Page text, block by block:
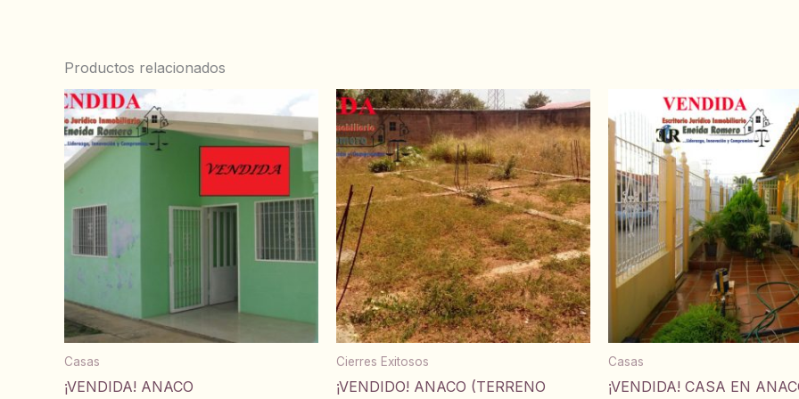
Productos relacionados
Casas
¡VENDIDA! ANACO
Cierres Exitosos
¡VENDIDO! ANACO (TERRENO
Casas
¡VENDIDA! CASA EN